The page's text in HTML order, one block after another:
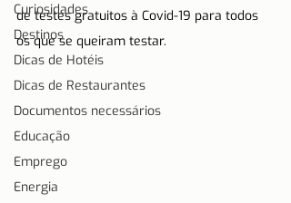
Curiosidades
Destinos
Dicas de Hotéis
Dicas de Restaurantes
Documentos necessários
Educação
Emprego
Energia
de testes gratuitos à Covid-19 para todos
os que se queiram testar.